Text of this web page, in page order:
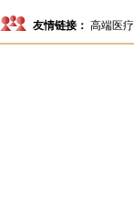
友情链接： 高端医